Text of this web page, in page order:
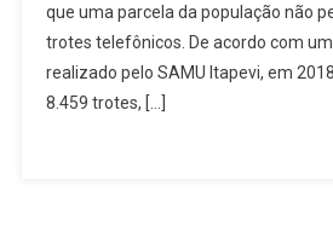
Trotes
Em
2018
que uma parcela da população não
trotes telefônicos. De acordo com
realizado pelo SAMU Itapevi, em
8.459 trotes, […]